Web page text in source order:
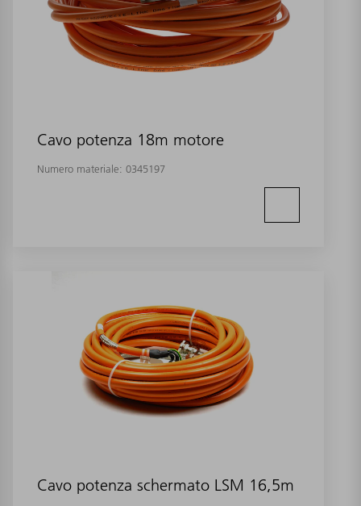
Cavo potenza 18m motore
Numero materiale: 0345197
Cavo potenza schermato LSM 16,5m